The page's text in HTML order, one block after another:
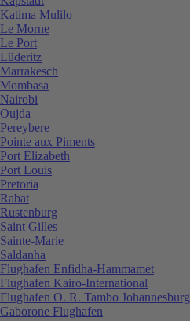
Katima Mulilo
Le Morne
Le Port
Lüderitz
Marrakesch
Mombasa
Nairobi
Oujda
Pereybere
Pointe aux Piments
Port Elizabeth
Port Louis
Pretoria
Rabat
Rustenburg
Saint Gilles
Sainte-Marie
Saldanha
Flughafen Enfidha-Hammamet
Flughafen Kairo-International
Flughafen O. R. Tambo Johannesburg
Gaborone Flughafen